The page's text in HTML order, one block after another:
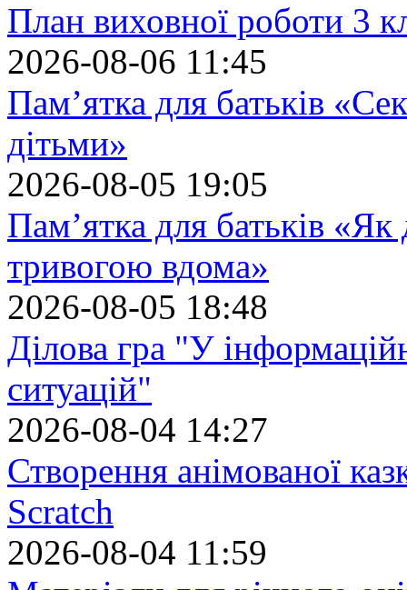
План виховної роботи 3
2026-08-06 11:45
Пам’ятка для батьків
дітьми»
2026-08-05 19:05
Пам’ятка для батьків
тривогою вдома»
2026-08-05 18:48
Ділова гра "У
ситуацій"
2026-08-04 14:27
Створення анімованої
Scratch
2026-08-04 11:59